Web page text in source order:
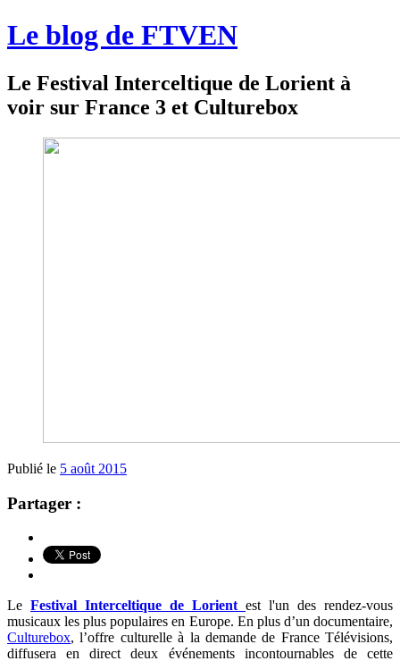
Le blog de FTVEN
Le Festival Interceltique de Lorient à
voir sur France 3 et Culturebox
Publié le 5 août 2015
Partager :
Le Festival Interceltique de Lorient est l'un des rendez-vous
musicaux les plus populaires en Europe. En plus d’un documentaire,
Culturebox, l’offre culturelle à la demande de France Télévisions,
diffusera en direct deux événements incontournables de cette